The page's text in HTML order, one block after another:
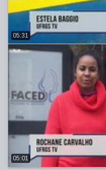
05:31
05:01